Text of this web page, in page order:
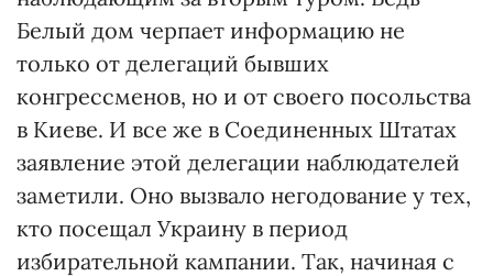
Белый дом черпает информацию не
только от делегаций бывших
конгрессменов, но и от своего посольства
в Киеве. И все же в Соединенных Штатах
заявление этой делегации наблюдателей
заметили. Оно вызвало негодование у тех,
кто посещал Украину в период
избирательной кампании. Так, начиная с